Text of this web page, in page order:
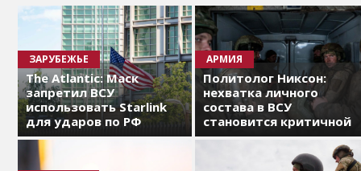
ЗАРУБЕЖЬЕ
The Atlantic: Маск
запретил ВСУ
использовать Starlink
для ударов по РФ
АРМИЯ
Политолог Никсон:
нехватка личного
состава в ВСУ
становится критичной